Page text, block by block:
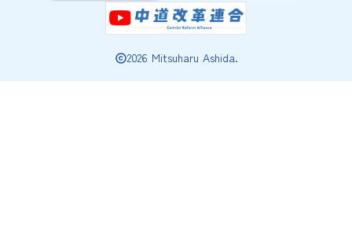
copyright2026 Mitsuharu Ashida.